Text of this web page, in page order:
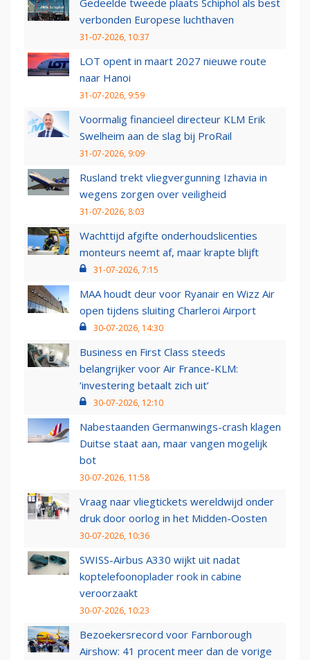
Gedeelde tweede plaats Schiphol als best
verbonden Europese luchthaven
31-07-2026, 10:37
LOT opent in maart 2027 nieuwe route
naar Hanoi
31-07-2026, 9:59
Voormalig financieel directeur KLM Erik
Swelheim aan de slag bij ProRail
31-07-2026, 9:09
Rusland trekt vliegvergunning Izhavia in
wegens zorgen over veiligheid
31-07-2026, 8:03
Wachttijd afgifte onderhoudslicenties
monteurs neemt af, maar krapte blijft
31-07-2026, 7:15
MAA houdt deur voor Ryanair en Wizz Air
open tijdens sluiting Charleroi Airport
30-07-2026, 14:30
Business en First Class steeds
belangrijker voor Air France-KLM:
‘investering betaalt zich uit’
30-07-2026, 12:10
Nabestaanden Germanwings-crash klagen
Duitse staat aan, maar vangen mogelijk
bot
30-07-2026, 11:58
Vraag naar vliegtickets wereldwijd onder
druk door oorlog in het Midden-Oosten
30-07-2026, 10:36
SWISS-Airbus A330 wijkt uit nadat
koptelefoonoplader rook in cabine
veroorzaakt
30-07-2026, 10:23
Bezoekersrecord voor Farnborough
Airshow: 41 procent meer dan de vorige